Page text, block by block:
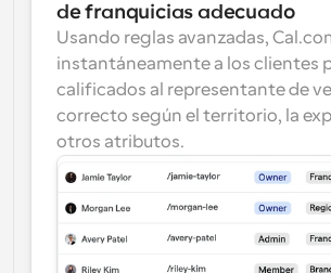
de franquicias adecuado
Usando reglas avanzadas,
instantáneamente a los clientes
calificados al representante de
correcto según el territorio, la
otros atributos.